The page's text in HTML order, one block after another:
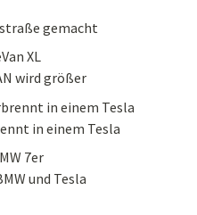
gemacht
wird größer
in einem Tesla
und Tesla